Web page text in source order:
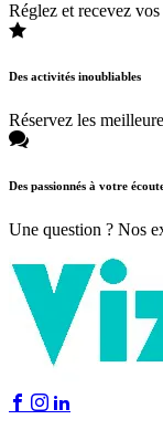
Réglez et recevez
Des activités inoubliables
Réservez les
Des passionnés à votre
Une question ? Nos